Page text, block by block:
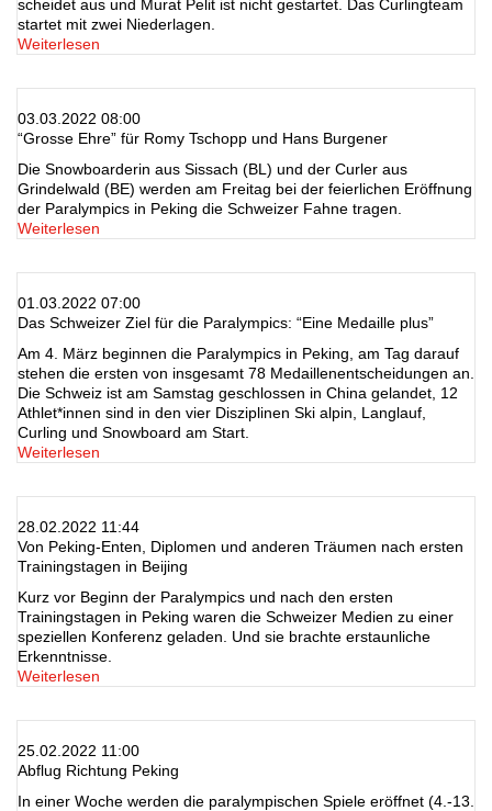
scheidet aus und Murat Pelit ist nicht gestartet. Das Curlingteam
startet mit zwei Niederlagen.
Weiterlesen
03.03.2022 08:00
“Grosse Ehre” für Romy Tschopp und Hans Burgener
Die Snowboarderin aus Sissach (BL) und der Curler aus
Grindelwald (BE) werden am Freitag bei der feierlichen Eröffnung
der Paralympics in Peking die Schweizer Fahne tragen.
Weiterlesen
01.03.2022 07:00
Das Schweizer Ziel für die Paralympics: “Eine Medaille plus”
Am 4. März beginnen die Paralympics in Peking, am Tag darauf
stehen die ersten von insgesamt 78 Medaillenentscheidungen an.
Die Schweiz ist am Samstag geschlossen in China gelandet, 12
Athlet*innen sind in den vier Disziplinen Ski alpin, Langlauf,
Curling und Snowboard am Start.
Weiterlesen
28.02.2022 11:44
Von Peking-Enten, Diplomen und anderen Träumen nach ersten
Trainingstagen in Beijing
Kurz vor Beginn der Paralympics und nach den ersten
Trainingstagen in Peking waren die Schweizer Medien zu einer
speziellen Konferenz geladen. Und sie brachte erstaunliche
Erkenntnisse.
Weiterlesen
25.02.2022 11:00
Abflug Richtung Peking
In einer Woche werden die paralympischen Spiele eröffnet (4.-13.